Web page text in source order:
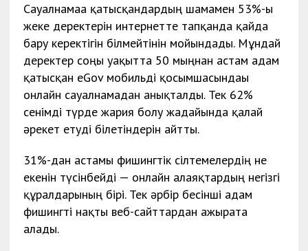
Сауалнамаға қатысқандардың шамамен 53%-ы
жеке деректерін интернетте тапқанда қайда
бару керектігін білмейтінін мойындады. Мұндай
деректер соңғы уақытта 50 мыңнан астам адам
қатысқан eGov мобильді қосымшасындағы
онлайн сауалнамадан анықталды. Тек 62%
сенімді түрде жария болу жағдайында қалай
әрекет етуді білетіндерін айтты.
31%-дан астамы фишингтік сілтемелердің не
екенін түсінбейді — онлайн алаяқтардың негізгі
құралдарының бірі. Тек әрбір бесінші адам
фишингті нақты веб-сайттардан ажырата
алады.